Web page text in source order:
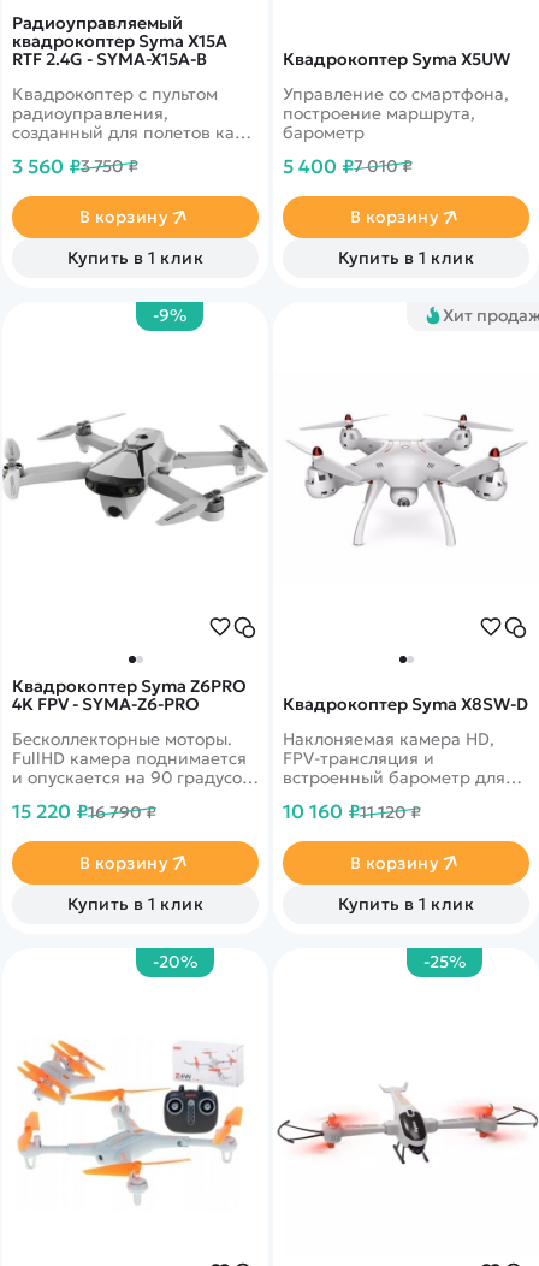
Радиоуправляемый
квадрокоптер Syma X15A
RTF 2.4G - SYMA-X15A-B
Квадрокоптер с пультом
радиоуправления,
созданный для полетов как
обладает 6-ти осевым
Время управления 6-7
минут, а дальность достигает
25 метров. Цвет черный.
3 560 ₽3 750 ₽
В корзину
Купить в 1 клик
Квадрокоптер Syma X5UW
Управление со смартфона,
построение маршрута,
барометр
5 400 ₽7 010 ₽
В корзину
Купить в 1 клик
-9%
Квадрокоптер Syma Z6PRO
4K FPV - SYMA-Z6-PRO
Бесколлекторные моторы.
FullHD камера поднимается
и опускается на 90 градусов.
аккумуляторе может
15 220 ₽16 790 ₽
В корзину
Купить в 1 клик
Хит
Квадрокоптер Syma X8SW-D
Наклоняемая камера HD,
FPV-трансляция и
встроенный барометр для
10 160 ₽11 120 ₽
В корзину
Купить в 1 клик
-20% -25%